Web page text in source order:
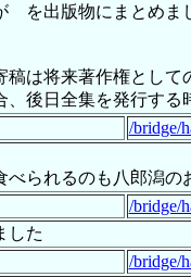
を出版物にまとめま
稿は将来著作権とし
、後日全集を発行する
/bridge/
べられるのも八郎潟の
/bridge/
した
/bridge/